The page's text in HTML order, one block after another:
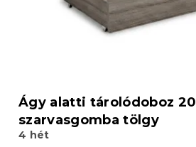
Ágy alatti tárolódoboz
szarvasgomba tölgy
4 hét